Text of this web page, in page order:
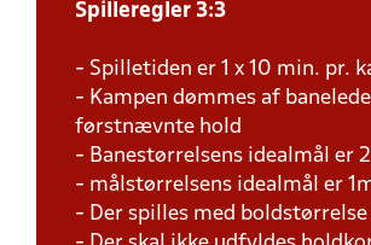
Spilleregler 3:3
- Spilletiden er 1 x 10 min. pr.
- Kampen dømmes af
førstnævnte hold
- Banestørrelsens idealmål er
- målstørrelsens idealmål er
- Der spilles med boldstørrelse